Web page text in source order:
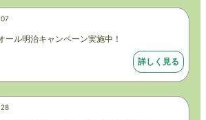
ール明治キャンペーン実施中！
詳しく見る